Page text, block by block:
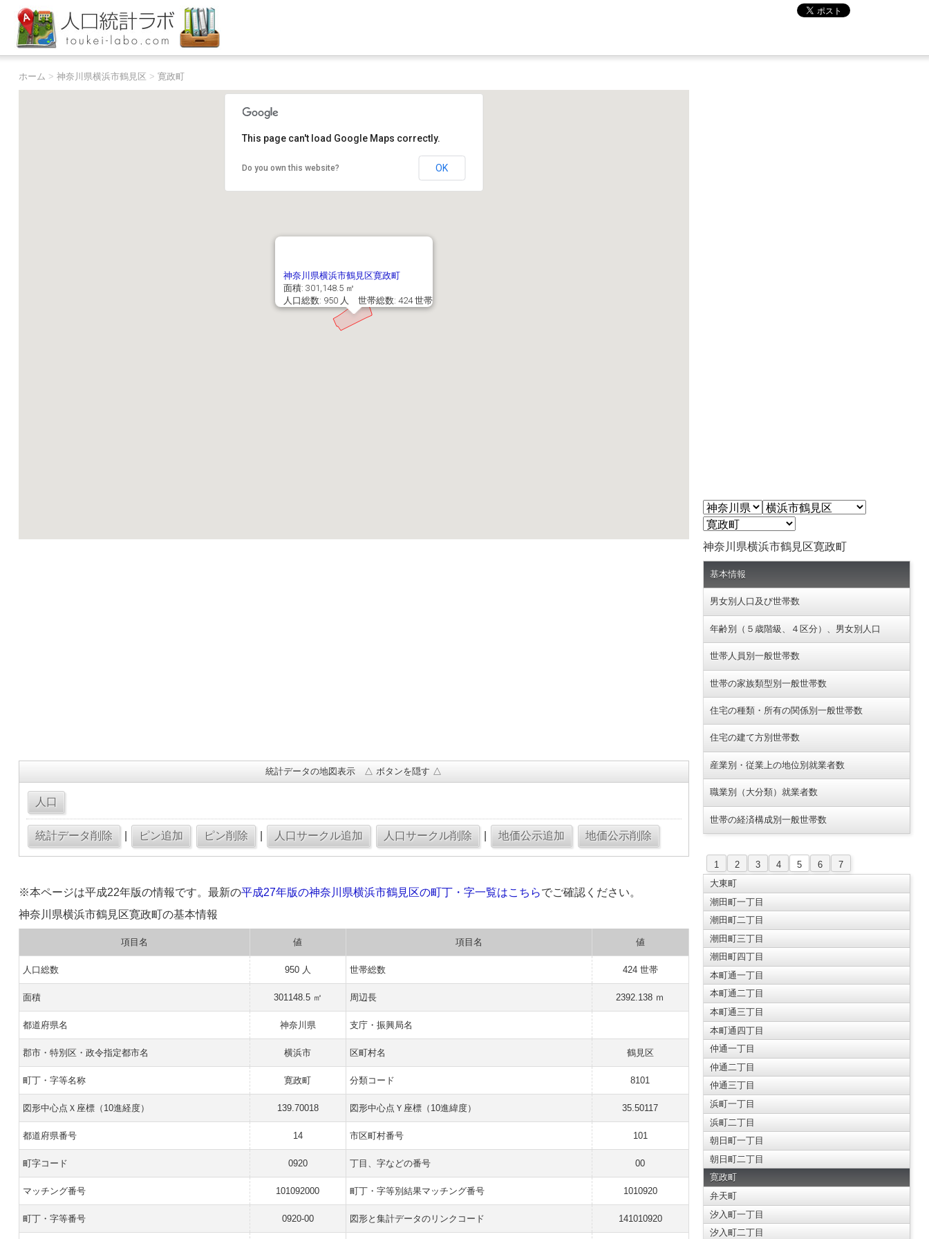
ホーム > 神奈川県横浜市鶴見区 > 寛政町
神奈川県横浜市鶴見区寛政町
面積: 301,148.5 ㎡
人口総数: 950 人 世帯総数: 424 世帯
This page can't load Google Maps correctly.
Do you own this website? OK
統計データの地図表示 △ ボタンを隠す △
※本ページは平成22年版の情報です。最新の平成27年版の神奈川県横浜市鶴見区の町丁・字一覧はこちらでご確認ください。
神奈川県横浜市鶴見区寛政町の基本情報
項目名 値 項目名 値
人口総数 950 人 世帯総数 424 世帯
面積 301148.5 ㎡ 周辺長 2392.138 ｍ
都道府県名 神奈川県 支庁・振興局名
郡市・特別区・政令指定都市名 横浜市 区町村名 鶴見区
町丁・字等名称 寛政町 分類コード 8101
図形中心点Ｘ座標（10進経度） 139.70018 図形中心点Ｙ座標（10進緯度） 35.50117
都道府県番号 14 市区町村番号 101
町字コード 0920 丁目、字などの番号 00
マッチング番号 101092000 町丁・字等別結果マッチング番号 1010920
町丁・字等番号 0920-00 図形と集計データのリンクコード 141010920
神奈川県横浜市鶴見区寛政町
基本情報
男女別人口及び世帯数
年齢別（５歳階級、４区分）、男女別人口
世帯人員別一般世帯数
世帯の家族類型別一般世帯数
住宅の種類・所有の関係別一般世帯数
住宅の建て方別世帯数
産業別・従業上の地位別就業者数
職業別（大分類）就業者数
世帯の経済構成別一般世帯数
1 2 3 4 5 6
7
大東町
潮田町一丁目
潮田町二丁目
潮田町三丁目
潮田町四丁目
本町通一丁目
本町通二丁目
本町通三丁目
本町通四丁目
仲通一丁目
仲通二丁目
仲通三丁目
浜町一丁目
浜町二丁目
朝日町一丁目
朝日町二丁目
寛政町
弁天町
汐入町一丁目
汐入町二丁目